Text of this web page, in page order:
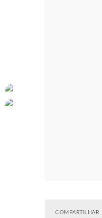
COMPARTILHAR